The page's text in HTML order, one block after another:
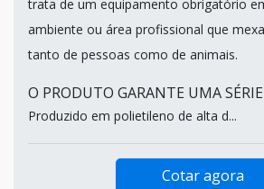
trata de um equipamento obrigatório
ambiente ou área profissional que
tanto de pessoas como de animais.
O PRODUTO GARANTE UMA
Produzido em polietileno de alta d...
Cotar agora